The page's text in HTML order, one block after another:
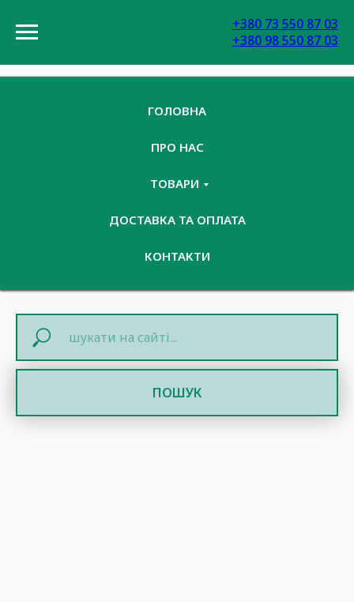
+380 73 550 87 03
+380 98 550 87 03
ГОЛОВНА
ПРО НАС
ТОВАРИ
ДОСТАВКА ТА ОПЛАТА
КОНТАКТИ
ПОШУК